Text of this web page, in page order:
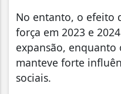
No entanto, o efeito
força em 2023 e
expansão,
manteve forte
sociais.